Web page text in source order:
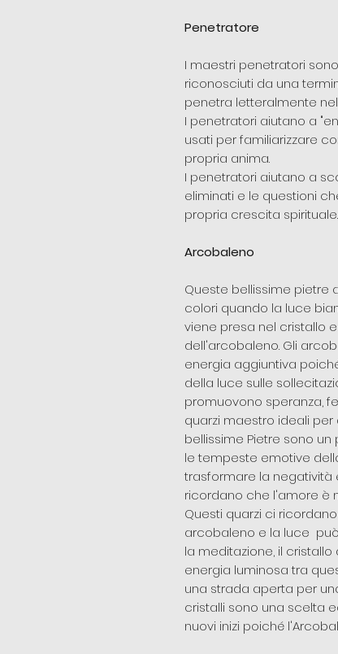
Penetratore
I maestri penetratori
riconosciuti da una
penetra letteralmente
I penetratori aiutano a
usati per familiarizzare
propria anima.
I penetratori aiutano a
eliminati e le questioni
propria crescita spirituale.
Arcobaleno
Queste bellissime pietre
colori quando la luce
viene presa nel cristallo
dell'arcobaleno. Gli
energia aggiuntiva
della luce sulle
promuovono speranza,
quarzi maestro ideali
bellissime Pietre sono
le tempeste emotive
trasformare la negatività
ricordano che l'amore è
Questi quarzi ci
arcobaleno e la luce
la meditazione, il
energia luminosa tra
una strada aperta per
cristalli sono una scelta
nuovi inizi poiché